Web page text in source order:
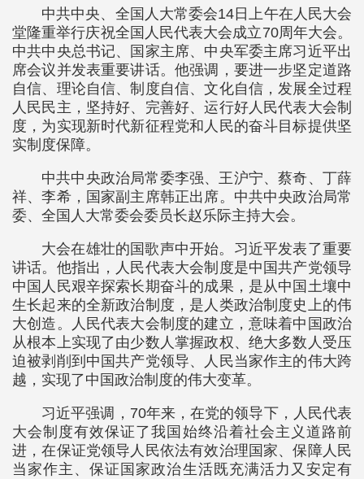
中共中央、全国人大常委会14日上午在人民大会
堂隆重举行庆祝全国人民代表大会成立70周年大会。
中共中央总书记、国家主席、中央军委主席习近平出
席会议并发表重要讲话。他强调，要进一步坚定道路
自信、理论自信、制度自信、文化自信，发展全过程
人民民主，坚持好、完善好、运行好人民代表大会制
度，为实现新时代新征程党和人民的奋斗目标提供坚
实制度保障。
中共中央政治局常委李强、王沪宁、蔡奇、丁薛
祥、李希，国家副主席韩正出席。中共中央政治局常
委、全国人大常委会委员长赵乐际主持大会。
大会在雄壮的国歌声中开始。习近平发表了重要
讲话。他指出，人民代表大会制度是中国共产党领导
中国人民艰辛探索长期奋斗的成果，是从中国土壤中
生长起来的全新政治制度，是人类政治制度史上的伟
大创造。人民代表大会制度的建立，意味着中国政治
从根本上实现了由少数人掌握政权、绝大多数人受压
迫被剥削到中国共产党领导、人民当家作主的伟大跨
越，实现了中国政治制度的伟大变革。
习近平强调，70年来，在党的领导下，人民代表
大会制度有效保证了我国始终沿着社会主义道路前
进，在保证党领导人民依法有效治理国家、保障人民
当家作主、保证国家政治生活既充满活力又安定有